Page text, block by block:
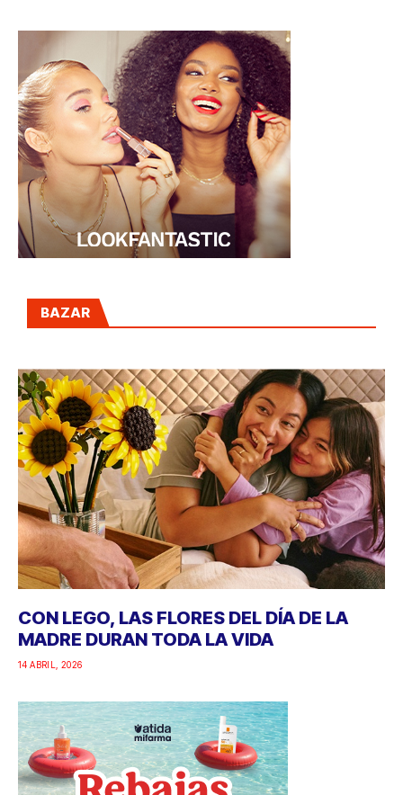
BAZAR
CON LEGO, LAS FLORES DEL DÍA DE LA
MADRE DURAN TODA LA VIDA
14 ABRIL, 2026